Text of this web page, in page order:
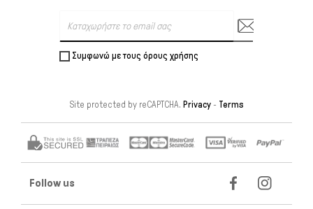
Συμφωνώ με τους όρους χρήσης
Site protected by reCAPTCHA. Privacy- Terms
Follow us